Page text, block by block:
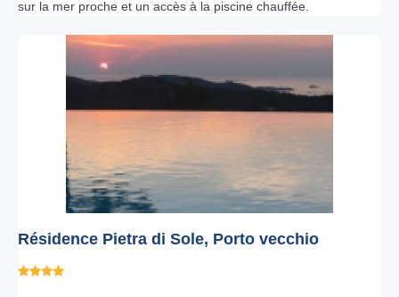
sur la mer proche et un accès à la piscine chauffée.
Résidence Pietra di Sole, Porto vecchio